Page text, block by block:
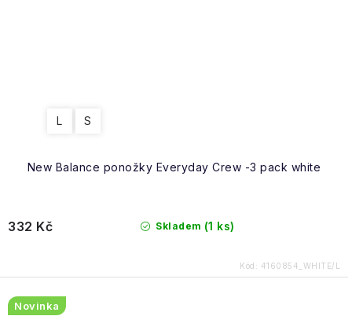
New Balance ponožky Everyday Crew -3 pack white
L S
Skladem (1 ks)
332 Kč
Kód: 4160854_WHITE/L
Novinka